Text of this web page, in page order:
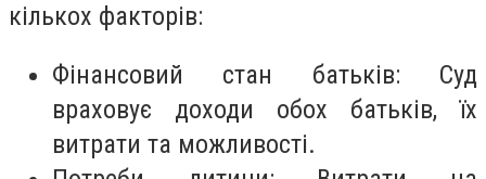
кількох факторів:
Фінансовий стан батьків: Суд
враховує доходи обох батьків, їх
витрати та можливості.